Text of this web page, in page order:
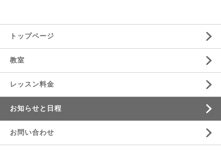
トップページ
教室
レッスン料金
お知らせと日程
お問い合わせ